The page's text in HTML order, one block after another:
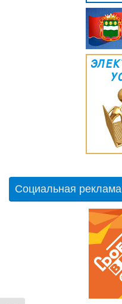
Социальная реклама